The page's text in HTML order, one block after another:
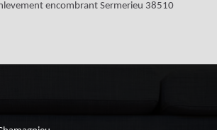
encombrant Sermerieu 38510